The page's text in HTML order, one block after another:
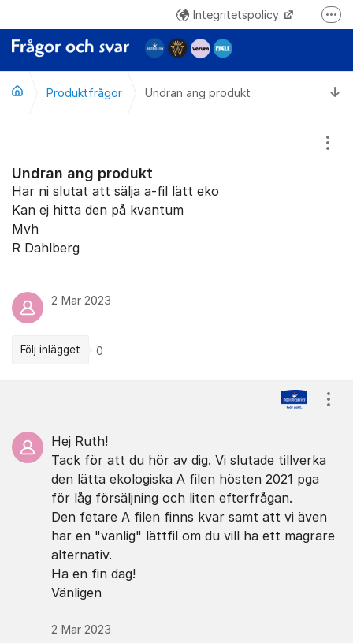
Integritetspolicy
Produktfrågor Undran ang produkt
Undran ang produkt
Har ni slutat att sälja a-fil lätt eko
Kan ej hitta den på kvantum
Mvh
R Dahlberg
2 Mar 2023
Följ inlägget 0
Hej Ruth!
Tack för att du hör av dig. Vi slutade tillverka
den lätta ekologiska A filen hösten 2021 pga
för låg försäljning och liten efterfrågan.
Den fetare A filen finns kvar samt att vi även
har en "vanlig" lättfil om du vill ha ett magrare
alternativ.
Ha en fin dag!
Vänligen
2 Mar 2023